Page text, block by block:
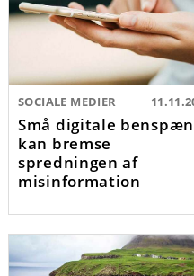
SOCIALE MEDIER
Små digitale
kan bremse
spredningen af
misinformation